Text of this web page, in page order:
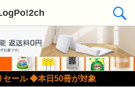
セール ◆本日50冊が対象